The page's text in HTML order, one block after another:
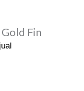
Fin